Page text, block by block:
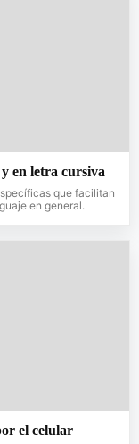
en letra cursiva
que facilitan
en general.
el celular